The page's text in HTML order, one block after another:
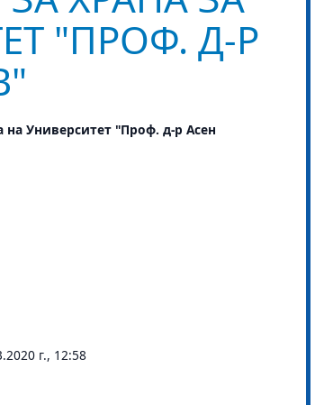
"ПРОФ. Д-Р
на Университет "Проф. д-р Асен
г., 12:58